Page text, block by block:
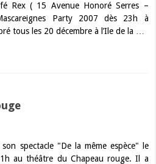
Rex ( 15 Avenue Honoré Serres –
Party 2007 dès 23h à
tous les 20 décembre à l’Ile de la …
spectacle "De la même espèce" le
au théâtre du Chapeau rouge. Il a